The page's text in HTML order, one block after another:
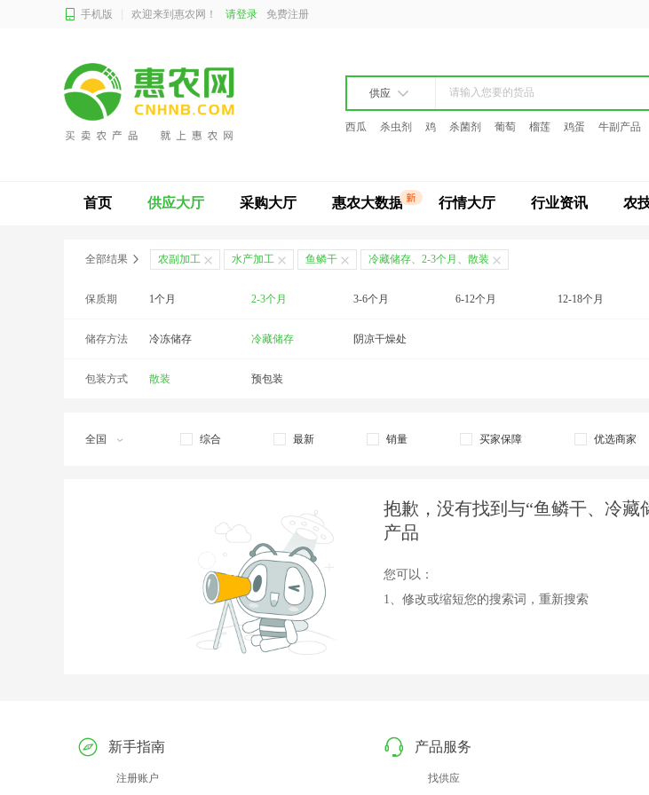
手机版 欢迎来到惠农网！ 请登录 免费注册
供应
西瓜 杀虫剂 鸡 杀菌剂 葡萄 榴莲 鸡蛋
牛副产品
首页 供应大厅 采购大厅 惠农大数据 行情大厅 行业资讯 农
全部结果 农副加工 水产加工 鱼鳞干 冷藏储存、2-3个月、散装
保质期 1个月 2-3个月 3-6个月 6-12个月 12-18个月
24个月以上
储存方法 冷冻储存 冷藏储存 阴凉干燥处
包装方式 散装 预包装
全国 综合 最新 销量 买家保障 优选商家
抱歉，没有找到与“鱼鳞干、冷藏
产品
您可以：
1、修改或缩短您的搜索词，重新搜索
新手指南
注册账户
产品服务
找供应